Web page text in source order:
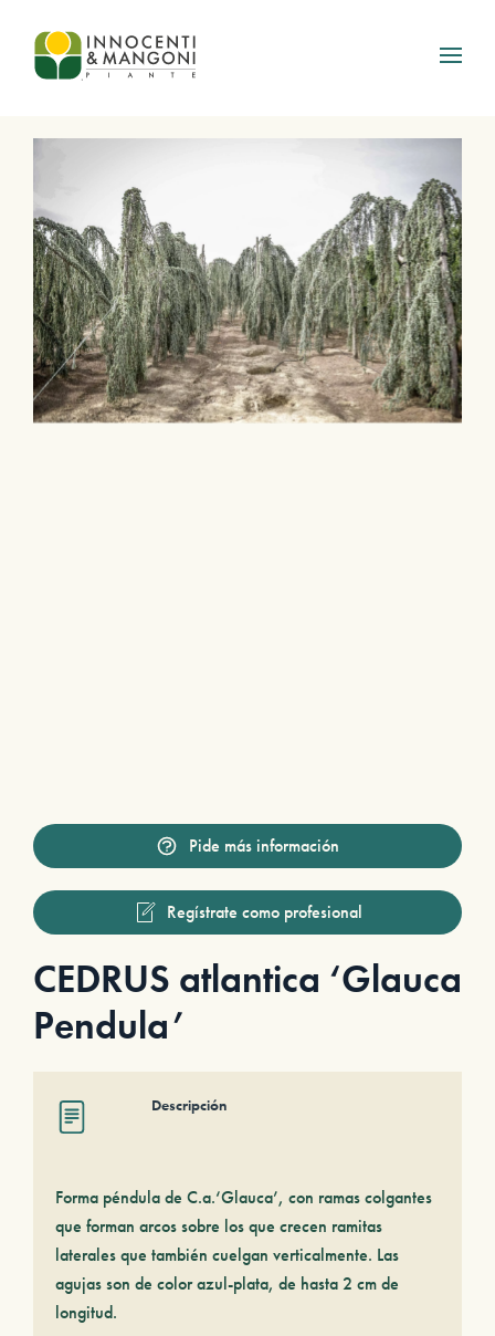
Skip to main content
Pide más información
Regístrate como profesional
CEDRUS atlantica ‘Glauca
Pendula’
Descripción
Forma péndula de C.a.‘Glauca’, con ramas colgantes
que forman arcos sobre los que crecen ramitas
laterales que también cuelgan verticalmente. Las
agujas son de color azul-plata, de hasta 2 cm de
longitud.